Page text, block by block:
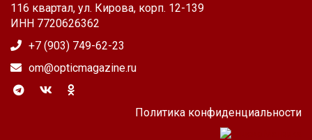
116 квартал, ул. Кирова, корп. 12-139
ИНН 7720626362
+7 (903) 749-62-23
om@opticmagazine.ru
Политика конфиденциальности